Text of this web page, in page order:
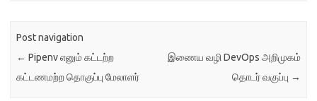
Post navigation
← Pipenv எனும் கட்டற்ற
கட்டணமற்ற தொகுப்பு மேலாளர்
இணைய வழி DevOps அறிமுகம்
தொடர் வகுப்பு →